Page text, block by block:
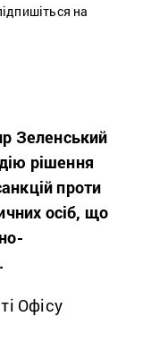
на
Зеленський
рішення
проти
осіб, що
Офісу